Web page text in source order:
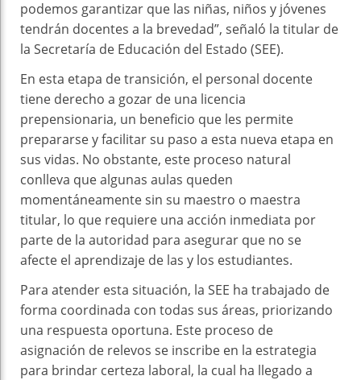
podemos garantizar que las niñas, niños y jóvenes
tendrán docentes a la brevedad”, señaló la titular de
la Secretaría de Educación del Estado (SEE).
En esta etapa de transición, el personal docente
tiene derecho a gozar de una licencia
prepensionaria, un beneficio que les permite
prepararse y facilitar su paso a esta nueva etapa en
sus vidas. No obstante, este proceso natural
conlleva que algunas aulas queden
momentáneamente sin su maestro o maestra
titular, lo que requiere una acción inmediata por
parte de la autoridad para asegurar que no se
afecte el aprendizaje de las y los estudiantes.
Para atender esta situación, la SEE ha trabajado de
forma coordinada con todas sus áreas, priorizando
una respuesta oportuna. Este proceso de
asignación de relevos se inscribe en la estrategia
para brindar certeza laboral, la cual ha llegado a